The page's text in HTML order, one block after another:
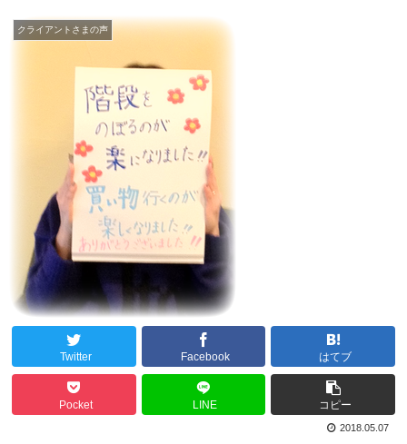
クライアントさまの声
Twitter Facebook はてブ
Pocket LINE コピー
2018.05.07